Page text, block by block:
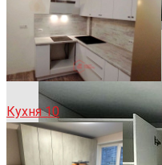
Кухня 10